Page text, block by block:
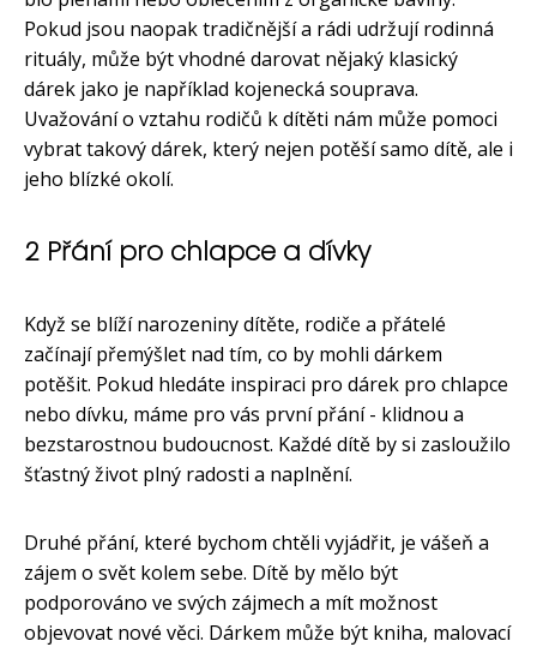
Pokud jsou naopak tradičnější a rádi udržují rodinná
rituály, může být vhodné darovat nějaký klasický
dárek jako je například kojenecká souprava.
Uvažování o vztahu rodičů k dítěti nám může pomoci
vybrat takový dárek, který nejen potěší samo dítě, ale i
jeho blízké okolí.
2 Přání pro chlapce a dívky
Když se blíží narozeniny dítěte, rodiče a přátelé
začínají přemýšlet nad tím, co by mohli dárkem
potěšit. Pokud hledáte inspiraci pro dárek pro chlapce
nebo dívku, máme pro vás první přání - klidnou a
bezstarostnou budoucnost. Každé dítě by si zasloužilo
šťastný život plný radosti a naplnění.
Druhé přání, které bychom chtěli vyjádřit, je vášeň a
zájem o svět kolem sebe. Dítě by mělo být
podporováno ve svých zájmech a mít možnost
objevovat nové věci. Dárkem může být kniha, malovací